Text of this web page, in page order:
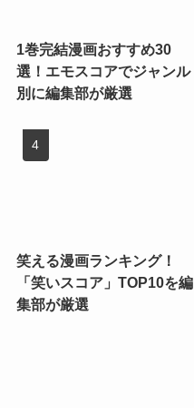
1巻完結漫画おすすめ30
選！エモスコアでジャンル
別に編集部が厳選
笑える漫画ランキング！
「笑いスコア」TOP10を編
集部が厳選